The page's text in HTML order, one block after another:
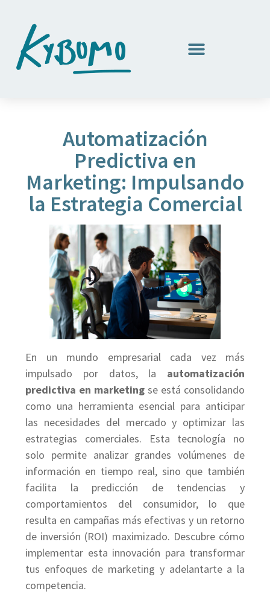
Automatización
Predictiva en
Marketing: Impulsando
la Estrategia Comercial
En un mundo empresarial cada vez más
impulsado por datos, la automatización
predictiva en marketing se está consolidando
como una herramienta esencial para anticipar
las necesidades del mercado y optimizar las
estrategias comerciales. Esta tecnología no
solo permite analizar grandes volúmenes de
información en tiempo real, sino que también
facilita la predicción de tendencias y
comportamientos del consumidor, lo que
resulta en campañas más efectivas y un retorno
de inversión (ROI) maximizado. Descubre cómo
implementar esta innovación para transformar
tus enfoques de marketing y adelantarte a la
competencia.